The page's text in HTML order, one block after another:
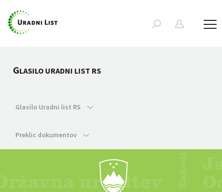
GLASILO URADNI LIST RS
Glasilo Uradni list RS
Preklic dokumentov